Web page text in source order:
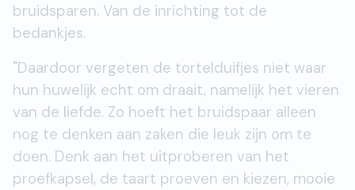
bruidsparen. Van de inrichting tot de
bedankjes.
"Daardoor vergeten de tortelduifjes niet waar
hun huwelijk echt om draait, namelijk het vieren
van de liefde. Zo hoeft het bruidspaar alleen
nog te denken aan zaken die leuk zijn om te
doen. Denk aan het uitproberen van het
proefkapsel, de taart proeven en kiezen, mooie